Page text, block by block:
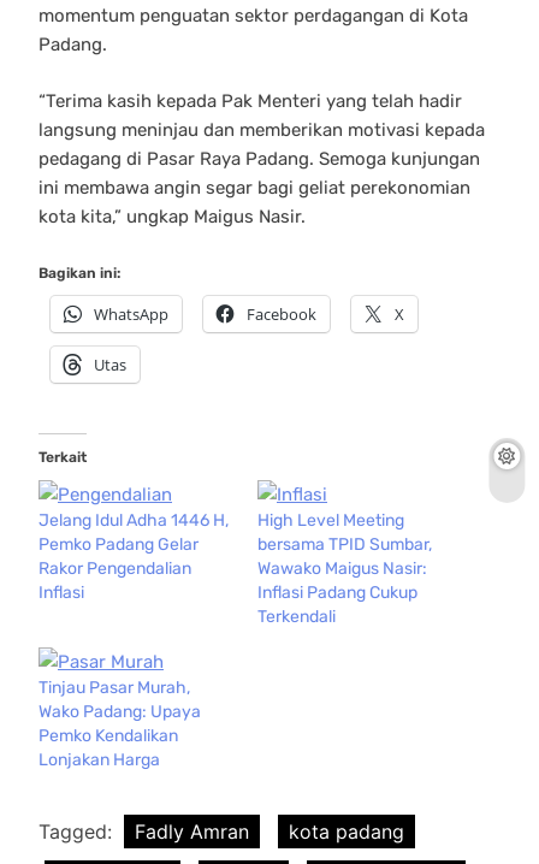
momentum penguatan sektor perdagangan di Kota
Padang.
“Terima kasih kepada Pak Menteri yang telah hadir
langsung meninjau dan memberikan motivasi kepada
pedagang di Pasar Raya Padang. Semoga kunjungan
ini membawa angin segar bagi geliat perekonomian
kota kita,” ungkap Maigus Nasir.
Bagikan ini:
WhatsApp Facebook X
Utas
Terkait
Jelang Idul Adha 1446 H,
Pemko Padang Gelar
Rakor Pengendalian
Inflasi
High Level Meeting
bersama TPID Sumbar,
Wawako Maigus Nasir:
Inflasi Padang Cukup
Terkendali
Tinjau Pasar Murah,
Wako Padang: Upaya
Pemko Kendalikan
Lonjakan Harga
Tagged: Fadly Amran
kota padang